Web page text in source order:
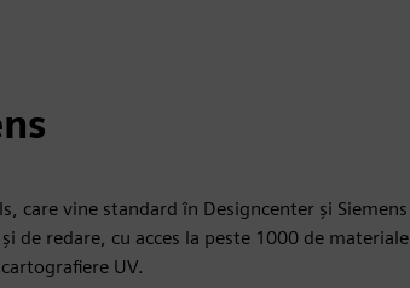
care vine standard în Designcenter și Siemens
de redare, cu acces la peste 1000 de materiale
UV.